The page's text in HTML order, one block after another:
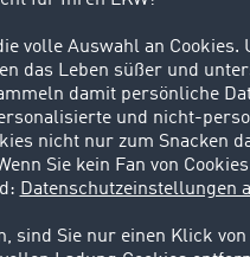
Fahrzeuge Personen
sogenannten TUL-
ein